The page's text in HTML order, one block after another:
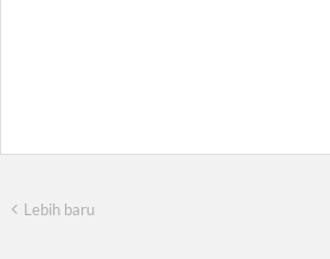
Lebih baru